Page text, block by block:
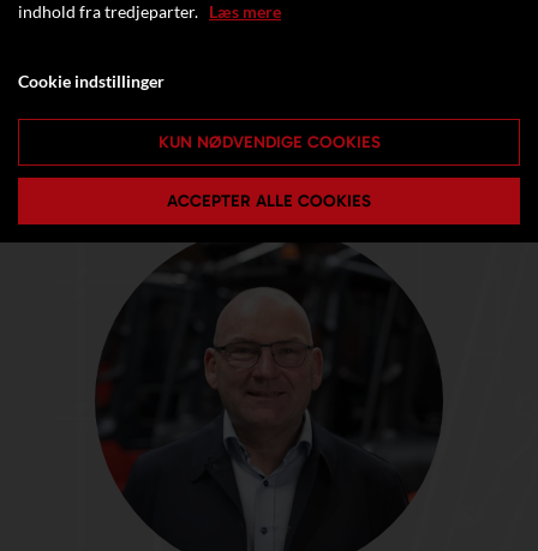
indhold fra tredjeparter. Læs mere
Cookie indstillinger
KUN NØDVENDIGE COOKIES
ACCEPTER ALLE COOKIES